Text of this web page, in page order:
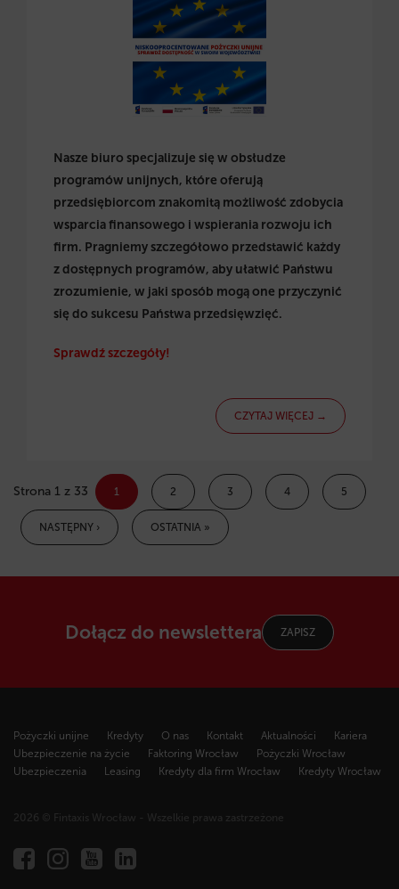
Nasze biuro specjalizuje się w obsłudze
programów unijnych, które oferują
przedsiębiorcom znakomitą możliwość zdobycia
wsparcia finansowego i wspierania rozwoju ich
firm. Pragniemy szczegółowo przedstawić każdy
z dostępnych programów, aby ułatwić Państwu
zrozumienie, w jaki sposób mogą one przyczynić
się do sukcesu Państwa przedsięwzięć.
Sprawdź szczegóły!
CZYTAJ WIĘCEJ →
Strona 1 z 33 1 2 3 4 5
NASTĘPNY › OSTATNIA »
Dołącz do newslettera ZAPISZ
Pożyczki unijne Kredyty O nas Kontakt Aktualności
Kariera
Ubezpieczenie na życie
Faktoring Wrocław
Pożyczki Wrocław
Ubezpieczenia
Leasing Kredyty dla firm Wrocław Kredyty Wrocław
2026 © Fintaxis Wrocław - Wszelkie prawa zastrzeżone